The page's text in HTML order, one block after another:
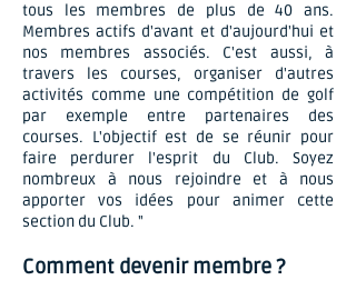
tous les membres de plus de 40 ans.
Membres actifs d'avant et d'aujourd'hui et
nos membres associés. C'est aussi, à
travers les courses, organiser d'autres
activités comme une compétition de golf
par exemple entre partenaires des
courses. L'objectif est de se réunir pour
faire perdurer l'esprit du Club. Soyez
nombreux à nous rejoindre et à nous
apporter vos idées pour animer cette
section du Club. "
Comment devenir membre ?